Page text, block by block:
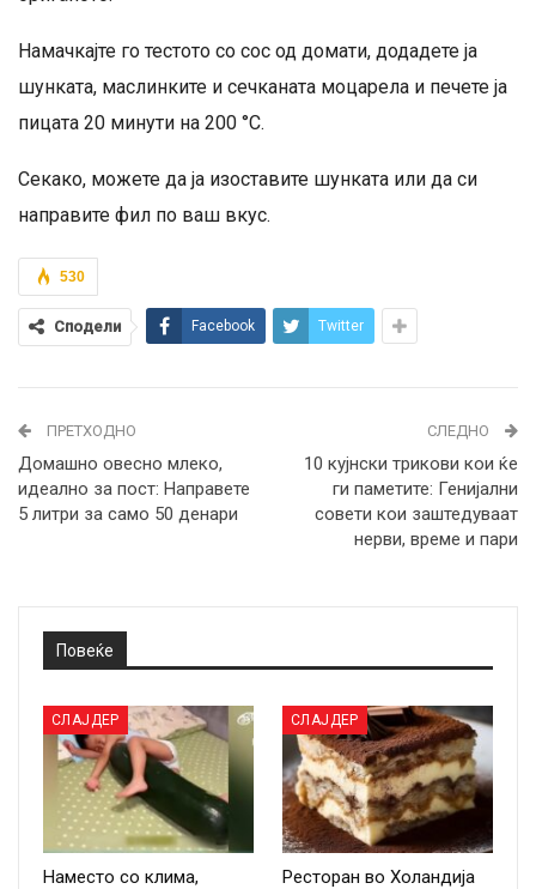
Намачкајте го тестото со сос од домати, додадете ја
шунката, маслинките и сечканата моцарела и печете ја
пицата 20 минути на 200 °C.
Секако, можете да ја изоставите шунката или да си
направите фил по ваш вкус.
530
Сподели Facebook Twitter
ПРЕТХОДНО
Домашно овесно млеко,
идеално за пост: Направете
5 литри за само 50 денари
СЛЕДНО
10 кујнски трикови кои ќе
ги паметите: Генијални
совети кои заштедуваат
нерви, време и пари
Повеќе
СЛАЈДЕР
Наместо со клима,
СЛАЈДЕР
Ресторан во Холандија